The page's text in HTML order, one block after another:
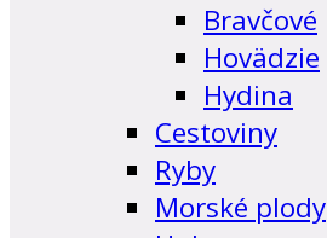
Bravčové
Hovädzie
Hydina
Cestoviny
Ryby
Morské plody